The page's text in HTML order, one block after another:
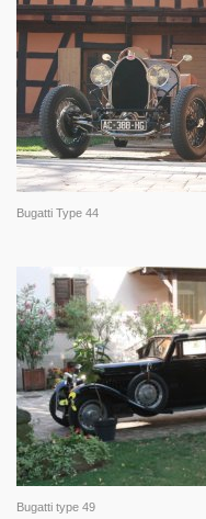
Bugatti Type 44
Bugatti type 49